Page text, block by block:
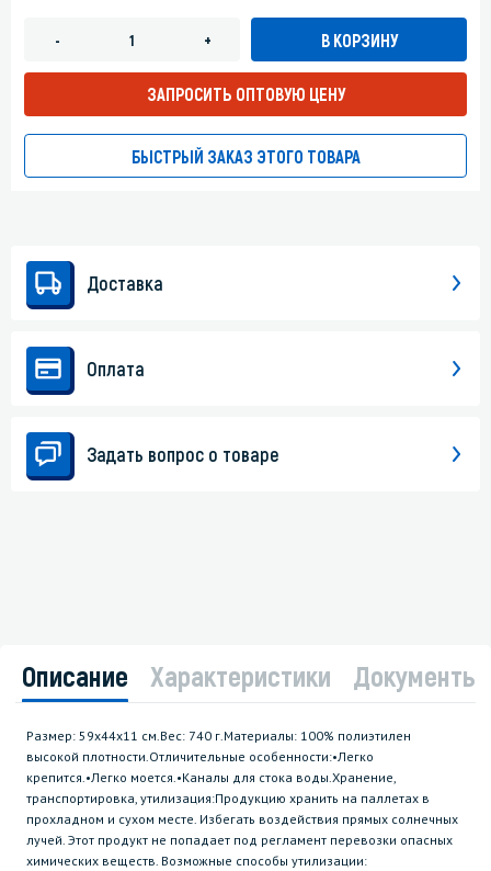
- + В КОРЗИНУ
ЗАПРОСИТЬ ОПТОВУЮ ЦЕНУ
БЫСТРЫЙ ЗАКАЗ ЭТОГО ТОВАРА
Доставка
Оплата
Задать вопрос о товаре
Описание Характеристики Документы
Размер: 59х44х11 см.Вес: 740 г.Материалы: 100% полиэтилен
высокой плотности.Отличительные особенности:•Легко
крепится.•Легко моется.•Каналы для стока воды.Хранение,
транспортировка, утилизация:Продукцию хранить на паллетах в
прохладном и сухом месте. Избегать воздействия прямых солнечных
лучей. Этот продукт не попадает под регламент перевозки опасных
химических веществ. Возможные способы утилизации: